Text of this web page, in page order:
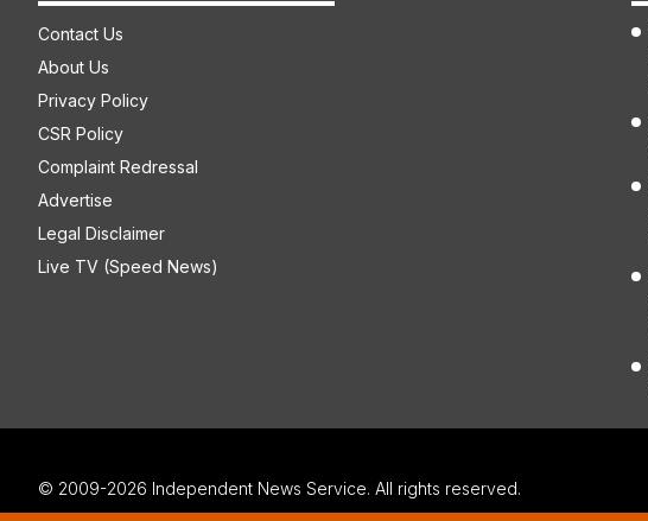
Contact Us
About Us
Privacy Policy
CSR Policy
Complaint Redressal
Advertise
Legal Disclaimer
Live TV (Speed News)
© 2009-2026 Independent News Service. All rights reserved.